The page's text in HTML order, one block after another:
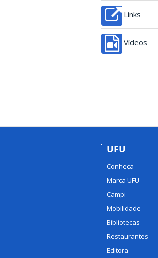
Links
Vídeos
UFU
Conheça
Marca UFU
Campi
Mobilidade
Bibliotecas
Restaurantes
Editora